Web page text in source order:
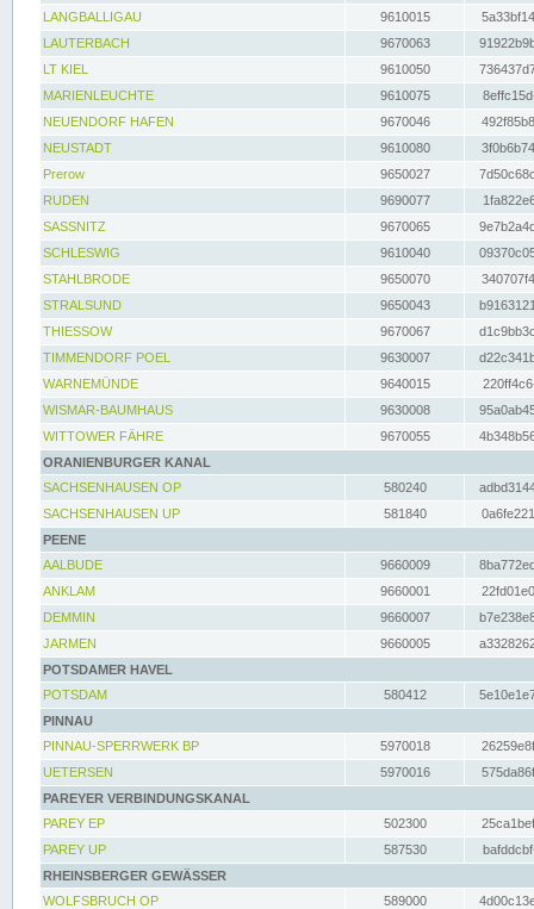
LANGBALLIGAU
9610015
LAUTERBACH
9670063
LT KIEL
9610050
MARIENLEUCHTE
9610075
NEUENDORF HAFEN
9670046
NEUSTADT
9610080
Prerow
9650027
RUDEN
9690077
SASSNITZ
9670065
SCHLESWIG
9610040
STAHLBRODE
9650070
STRALSUND
9650043
THIESSOW
9670067
TIMMENDORF POEL
9630007
WARNEMÜNDE
9640015
WISMAR-BAUMHAUS
9630008
WITTOWER FÄHRE
9670055
ORANIENBURGER KANAL
SACHSENHAUSEN OP
580240
SACHSENHAUSEN UP
581840
PEENE
AALBUDE
9660009
ANKLAM
9660001
DEMMIN
9660007
JARMEN
9660005
POTSDAMER HAVEL
POTSDAM
580412
PINNAU
PINNAU-SPERRWERK BP
5970018
UETERSEN
5970016
PAREYER VERBINDUNGSKANAL
PAREY EP
502300
PAREY UP
587530
RHEINSBERGER GEWÄSSER
WOLFSBRUCH OP
589000